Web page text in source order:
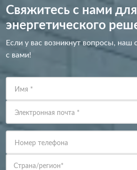
Свяжитесь с нами
энергетического
Если у вас возникнут вопросы, наш
с вами!
Имя *
Электронная почта *
Номер телефона
Страна/регион*